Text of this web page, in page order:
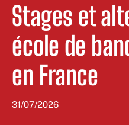
Stages et
école de
en France
31/07/2026